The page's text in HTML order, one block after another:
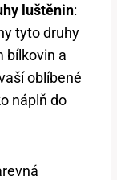
luštěnin:
tyto druhy
bílkovin a
oblíbené
náplň do